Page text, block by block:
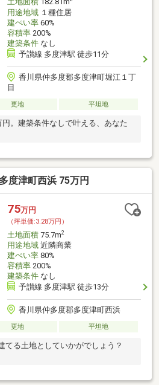
土地面積182.81m
用途地域１種住居
建ぺい率60%
容積率200%
建築条件なし
予讃線 多度津駅 徒歩11分
香川県仲多度郡多度津町堀江１丁
目
更地 平坦地
。建築条件なしで叶える、あなた
度津町西浜 75万円
75万円
（坪単価:3.28万円）
土地面積75.7m2
用途地域近隣商業
建ぺい率80%
容積率200%
建築条件なし
予讃線 多度津駅 徒歩13分
香川県仲多度郡多度津町西浜
更地 平坦地
てる土地としていかがでしょう？